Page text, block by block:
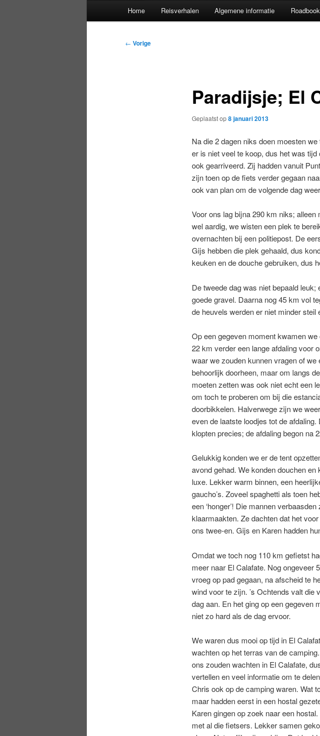
Home Reisverhalen Algemene informatie Roadbook
Bericht
← Vorige
Paradijsje; El
Geplaatst op8 januari 2013
Na die 2 dagen niks doen moesten
er is niet veel te koop, dus het was
ook gearriveerd. Zij hadden vanuit
zijn toen op de fiets verder gegaan
ook van plan om de volgende dag
Voor ons lag bijna 290 km niks;
wel aardig, we wisten een plek te
overnachten bij een politiepost. De
Gijs hebben die plek gehaald, dus
keuken en de douche gebruiken, dus
De tweede dag was niet bepaald
goede gravel. Daarna nog 45 km vol
de heuvels werden er niet minder steil
Op een gegeven moment kwamen
22 km verder een lange afdaling voor
waar we zouden kunnen vragen of
behoorlijk doorheen, maar om langs
moeten zetten was ook niet echt een
om toch te proberen om bij die
doorbikkelen. Halverwege zijn we
even de laatste loodjes tot de
klopten precies; de afdaling begon na
Gelukkig konden we er de tent
avond gehad. We konden douchen
luxe. Lekker warm binnen, een
gaucho’s. Zoveel spaghetti als toen
een ‘honger’! Die mannen
klaarmaakten. Ze dachten dat het
ons twee-en. Gijs en Karen hadden
Omdat we toch nog 110 km gefietst
meer naar El Calafate. Nog ongeveer
vroeg op pad gegaan, na afscheid te
wind voor te zijn. ’s Ochtends valt die
dag aan. En het ging op een gegeven
niet zo hard als de dag ervoor.
We waren dus mooi op tijd in El
wachten op het terras van de
ons zouden wachten in El Calafate,
vertellen en veel informatie om te
Chris ook op de camping waren. Wat
maar hadden eerst in een hostal
Karen gingen op zoek naar een
met al die fietsers. Lekker samen